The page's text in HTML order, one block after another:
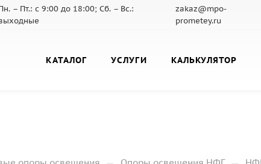
– Пт.: с 9:00 до 18:00; Сб. – Вс.:
zakaz@mpo-
prometey.ru
КАТАЛОГ УСЛУГИ КАЛЬКУЛЯТОР